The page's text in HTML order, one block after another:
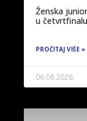
Ženska
u
PROČITAJ VIŠE »
06.08.2026.